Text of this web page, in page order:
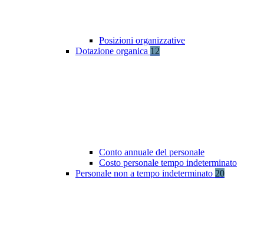
Posizioni organizzative
Dotazione organica 12
Conto annuale del personale
Costo personale tempo indeterminato
Personale non a tempo indeterminato 20